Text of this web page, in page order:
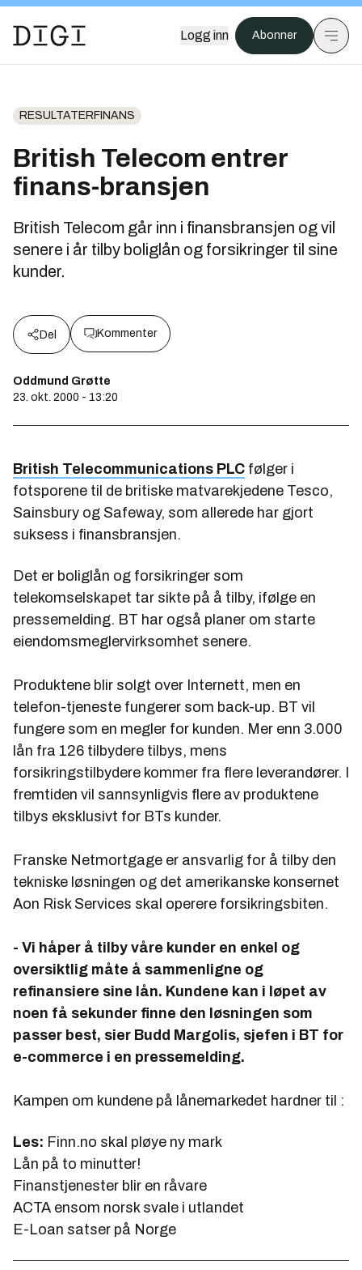
Logg inn Abonner
RESULTATERFINANS
British Telecom entrer
finans-bransjen
British Telecom går inn i finansbransjen og vil
senere i år tilby boliglån og forsikringer til sine
kunder.
Del Kommenter
Oddmund Grøtte
23. okt. 2000 - 13:20
British Telecommunications PLC følger i
fotsporene til de britiske matvarekjedene Tesco,
Sainsbury og Safeway, som allerede har gjort
suksess i finansbransjen.
Det er boliglån og forsikringer som
telekomselskapet tar sikte på å tilby, ifølge en
pressemelding. BT har også planer om starte
eiendomsmeglervirksomhet senere.
Produktene blir solgt over Internett, men en
telefon-tjeneste fungerer som back-up. BT vil
fungere som en megler for kunden. Mer enn 3.000
lån fra 126 tilbydere tilbys, mens
forsikringstilbydere kommer fra flere leverandører. I
fremtiden vil sannsynligvis flere av produktene
tilbys eksklusivt for BTs kunder.
Franske Netmortgage er ansvarlig for å tilby den
tekniske løsningen og det amerikanske konsernet
Aon Risk Services skal operere forsikringsbiten.
- Vi håper å tilby våre kunder en enkel og
oversiktlig måte å sammenligne og
refinansiere sine lån. Kundene kan i løpet av
noen få sekunder finne den løsningen som
passer best, sier Budd Margolis, sjefen i BT for
e-commerce i en pressemelding.
Kampen om kundene på lånemarkedet hardner til :
Les: Finn.no skal pløye ny mark
Lån på to minutter!
Finanstjenester blir en råvare
ACTA ensom norsk svale i utlandet
E-Loan satser på Norge